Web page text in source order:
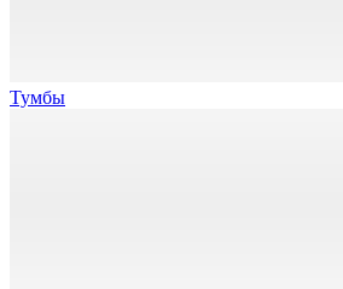
Тумбы